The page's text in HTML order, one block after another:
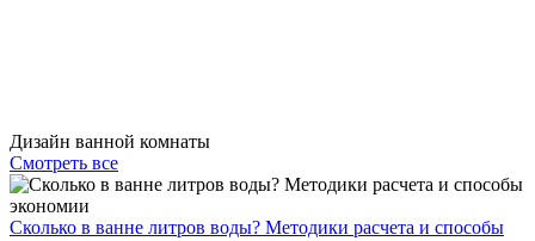
Дизайн ванной комнаты
Смотреть все
Сколько в ванне литров воды? Методики расчета и способы